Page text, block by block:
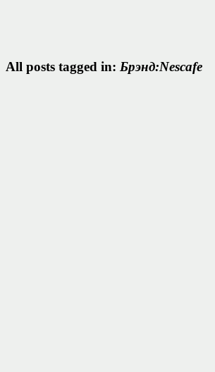
All posts tagged in: Брэнд:Nescafe